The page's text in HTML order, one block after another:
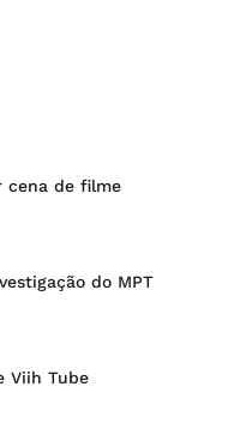
cena de filme
do MPT
Viih Tube